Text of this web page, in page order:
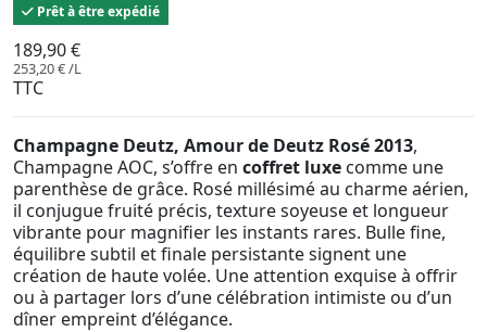
Prêt à être expédié
189,90 €
253,20 € /L
TTC
Champagne Deutz, Amour de Deutz Rosé 2013,
Champagne AOC, s’offre en coffret luxe comme une
parenthèse de grâce. Rosé millésimé au charme aérien,
il conjugue fruité précis, texture soyeuse et longueur
vibrante pour magnifier les instants rares. Bulle fine,
équilibre subtil et finale persistante signent une
création de haute volée. Une attention exquise à offrir
ou à partager lors d’une célébration intimiste ou d’un
dîner empreint d’élégance.